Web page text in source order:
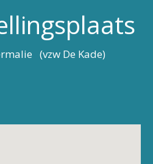
(vzw De Kade)